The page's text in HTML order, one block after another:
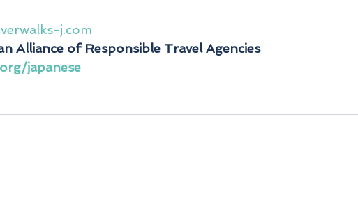
j.com
Alliance of Responsible Travel Agencies
japanese